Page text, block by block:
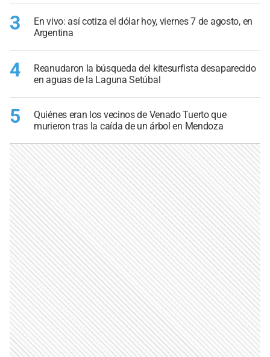
3
En vivo: así cotiza el dólar hoy, viernes 7 de agosto, en
Argentina
4
Reanudaron la búsqueda del kitesurfista desaparecido
en aguas de la Laguna Setúbal
5
Quiénes eran los vecinos de Venado Tuerto que
murieron tras la caída de un árbol en Mendoza